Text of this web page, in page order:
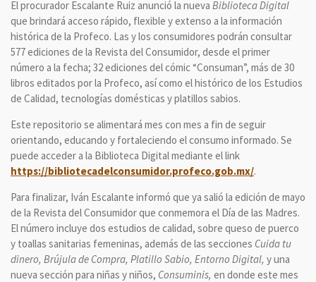
El procurador Escalante Ruiz anunció la nueva Biblioteca Digital
que brindará acceso rápido, flexible y extenso a la información
histórica de la Profeco. Las y los consumidores podrán consultar
577 ediciones de la Revista del Consumidor, desde el primer
número a la fecha; 32 ediciones del cómic “Consuman”, más de 30
libros editados por la Profeco, así como el histórico de los Estudios
de Calidad, tecnologías domésticas y platillos sabios.
Este repositorio se alimentará mes con mes a fin de seguir
orientando, educando y fortaleciendo el consumo informado. Se
puede acceder a la Biblioteca Digital mediante el link
https://bibliotecadelconsumidor.profeco.gob.mx/.
Para finalizar, Iván Escalante informó que ya salió la edición de mayo
de la Revista del Consumidor que conmemora el Día de las Madres.
El número incluye dos estudios de calidad, sobre queso de puerco
y toallas sanitarias femeninas, además de las secciones Cuida tu
dinero, Brújula de Compra, Platillo Sabio, Entorno Digital, y una
nueva sección para niñas y niños, Consuminis, en donde este mes